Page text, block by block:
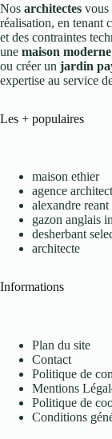
Nos architectes vous
réalisation, en tenant
et des contraintes
une maison moderne
ou créer un jardin
expertise au service
Les + populaires
maison ethier
agence
alexandre
gazon anglais
desherbant
architecte
Informations
Plan du site
Contact
Politique de
Mentions
Politique de
Conditions